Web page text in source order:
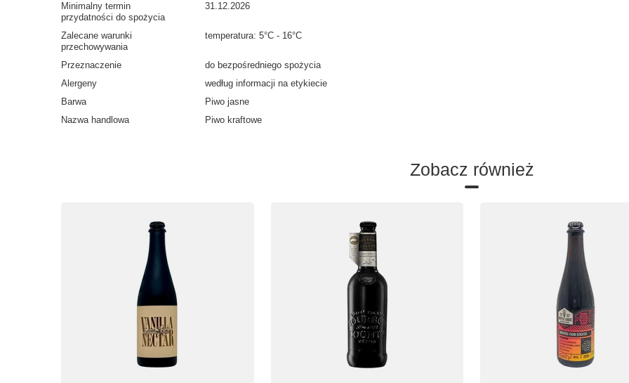
Minimalny termin
przydatności do spożycia
31.12.2026
Zalecane warunki
przechowywania
temperatura: 5°C - 16°C
Przeznaczenie
do bezpośredniego spożycia
Alergeny
według informacji na etykiecie
Barwa
Piwo jasne
Nazwa handlowa
Piwo kraftowe
Zobacz również